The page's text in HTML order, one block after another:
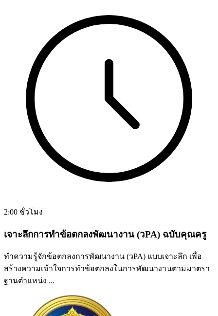
2:00 ชั่วโมง
เจาะลึกการทำข้อตกลงพัฒนางาน (วPA) ฉบับคุณครู
ทำความรู้จักข้อตกลงการพัฒนางาน (วPA) แบบเจาะลึก เพื่อ
สร้างความเข้าใจการทำข้อตกลงในการพัฒนางานตามมาตรา
ฐานตำแหน่ง ...